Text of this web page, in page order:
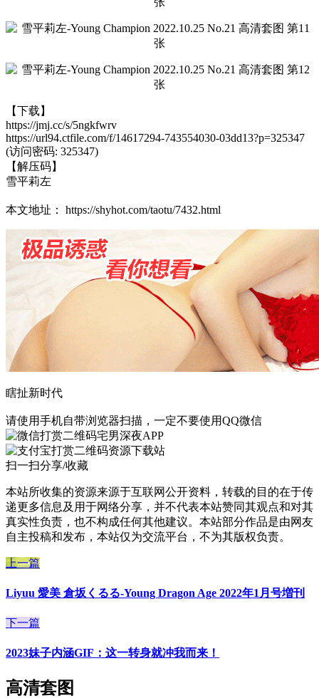
【下载】
https://jmj.cc/s/5ngkfwrv
https://url94.ctfile.com/f/14617294-743554030-03dd13?p=325347
(访问密码: 325347)
【解压码】
雪平莉左
本文地址： https://shyhot.com/taotu/7432.html
瞎扯新时代
请使用手机自带浏览器扫描，一定不要使用QQ微信
宅男深夜APP
资源下载站
扫一扫分享/收藏
本站所收集的资源来源于互联网公开资料，转载的目的在于传
递更多信息及用于网络分享，并不代表本站赞同其观点和对其
真实性负责，也不构成任何其他建议。本站部分作品是由网友
自主投稿和发布，本站仅为交流平台，不为其版权负责。
上一篇
Liyuu 愛美 倉坂くるる-Young Dragon Age 2022年1月号増刊
下一篇
2023妹子内涵GIF：这一转身就冲我而来！
高清套图